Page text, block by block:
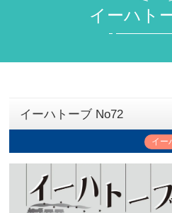
イーハト
イーハトーブ No72
イー